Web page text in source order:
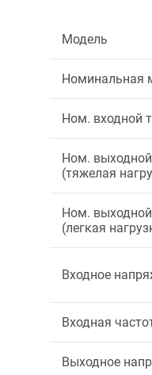
Модель
Номинальная
Ном. входной
Ном.
(тяжелая
Ном.
(легкая
Входное
Входная
Выходное